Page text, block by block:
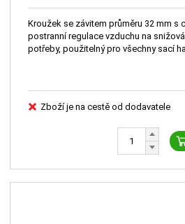
Kroužek se závitem průměru 32 mm s
postranní regulace vzduchu na
potřeby, použitelný pro všechny sací
Zboží je na cestě od dodavatele